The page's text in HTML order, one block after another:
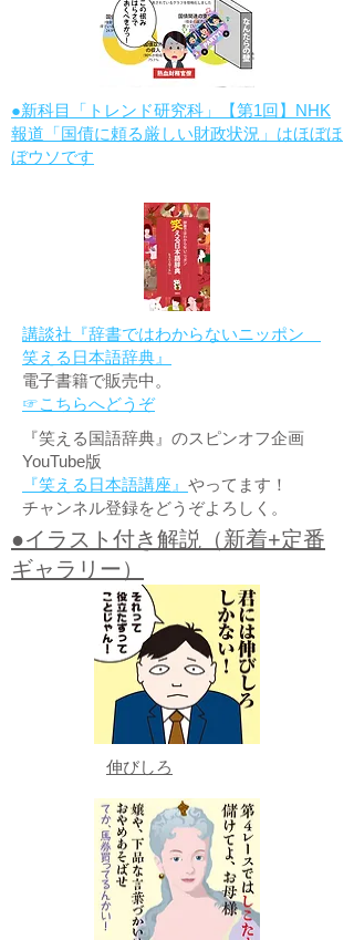
●新科目「トレンド研究科」【第1回】NHK
報道「国債に頼る厳しい財政状況」はほぼほ
ぼウソです
講談社『辞書ではわからないニッポン
笑える日本語辞典』
電子書籍で販売中。
☞こちらへどうぞ
『笑える国語辞典』のスピンオフ企画
YouTube版
『笑える日本語講座』 やってます！
チャンネル登録をどうぞよろしく。
●イラスト付き解説（新着+定番
ギャラリー）
伸びしろ